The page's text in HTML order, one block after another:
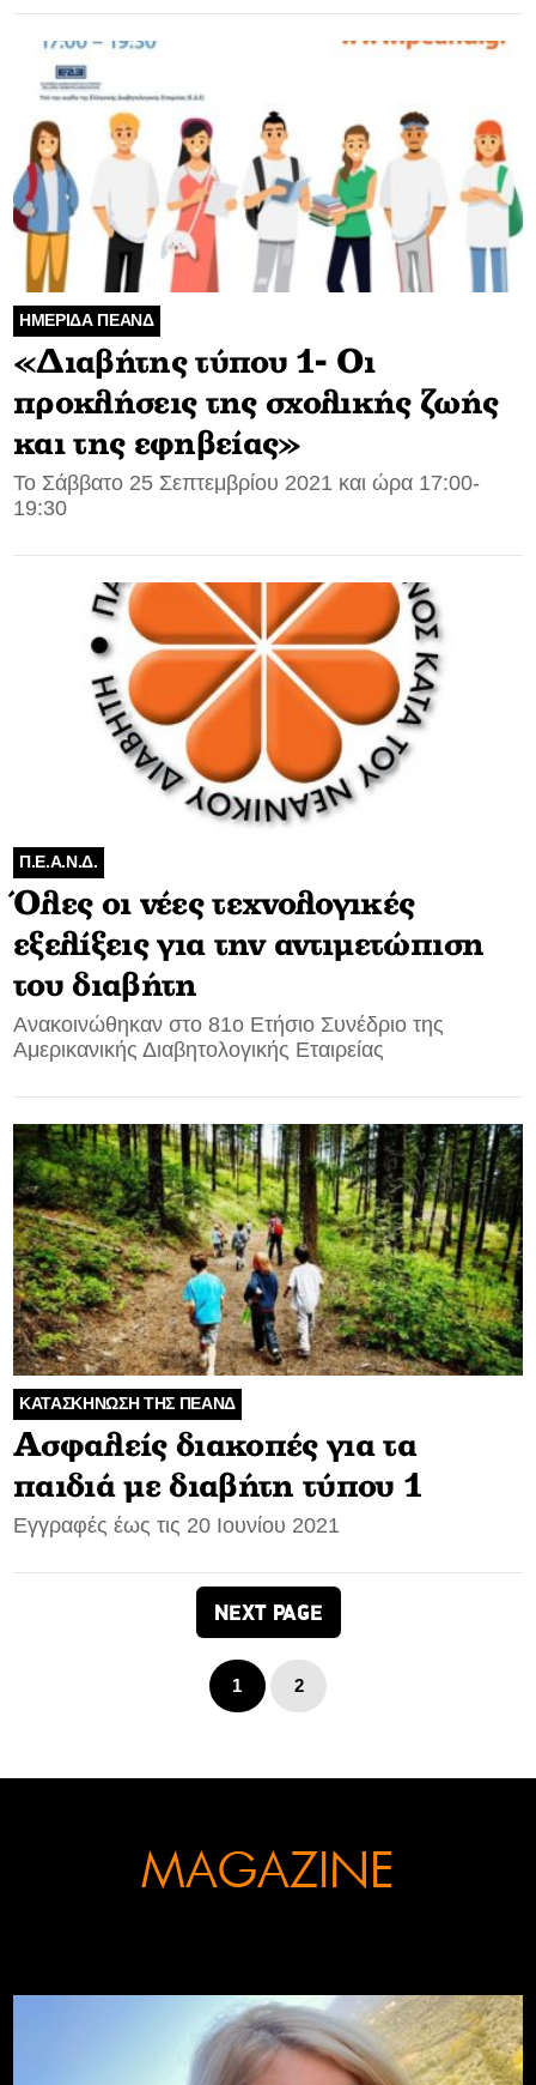
ΗΜΕΡΙΔΑ ΠΕΑΝΔ
«Διαβήτης τύπου 1- Οι
προκλήσεις της σχολικής ζωής
και της εφηβείας»
Το Σάββατο 25 Σεπτεμβρίου 2021 και ώρα 17:00-
19:30
Π.Ε.Α.Ν.Δ.
Όλες οι νέες τεχνολογικές
εξελίξεις για την αντιμετώπιση
του διαβήτη
Ανακοινώθηκαν στο 81ο Ετήσιο Συνέδριο της
Αμερικανικής Διαβητολογικής Εταιρείας
ΚΑΤΑΣΚΗΝΩΣΗ ΤΗΣ ΠΕΑΝΔ
Ασφαλείς διακοπές για τα
παιδιά με διαβήτη τύπου 1
Εγγραφές έως τις 20 Ιουνίου 2021
NEXT PAGE
1 2
MAGAZINE